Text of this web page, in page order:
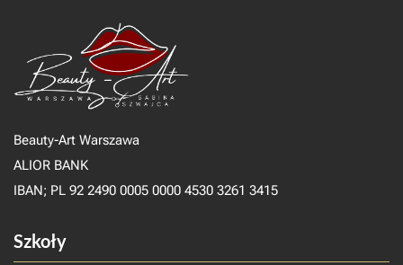
Beauty-Art Warszawa
ALIOR BANK
IBAN; PL 92 2490 0005 0000 4530 3261 3415
Szkoły